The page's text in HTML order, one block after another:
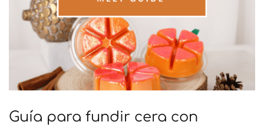
Guía para fundir cera con